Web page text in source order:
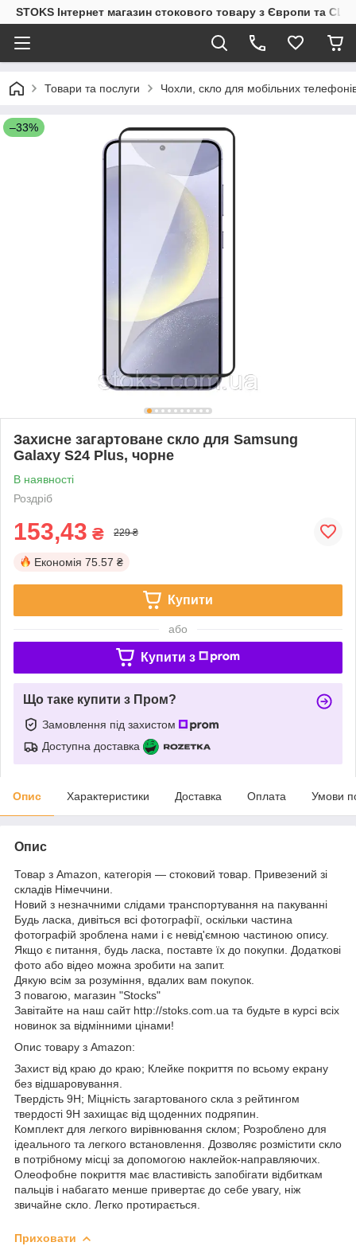
STOKS Інтернет магазин стокового товару з Європи та
Товари та послуги Чохли, скло для мобільних
–33%
Захисне загартоване скло для Samsung
Galaxy S24 Plus, чорне
В наявності
Роздріб
153,43 ₴ 229 ₴
Економія 75.57 ₴
Купити
або
Купити з
Що таке купити з Пром?
Замовлення під захистом
Доступна доставка
Опис Характеристики Доставка Оплата Умови
Опис
Товар з Amazon, категорія — стоковий товар. Привезений зі
складів Німеччини.
Новий з незначними слідами транспортування на пакуванні
Будь ласка, дивіться всі фотографії, оскільки частина
фотографій зроблена нами і є невід'ємною частиною опису.
Якщо є питання, будь ласка, поставте їх до покупки. Додаткові
фото або відео можна зробити на запит.
Дякую всім за розуміння, вдалих вам покупок.
З повагою, магазин "Stocks"
Завітайте на наш сайт http://stoks.com.ua та будьте в курсі всіх
новинок за відмінними цінами!
Опис товару з Amazon:
Захист від краю до краю; Клейке покриття по всьому екрану
без відшаровування.
Твердість 9H; Міцність загартованого скла з рейтингом
твердості 9H захищає від щоденних подряпин.
Комплект для легкого вирівнювання склом; Розроблено для
ідеального та легкого встановлення. Дозволяє розмістити скло
в потрібному місці за допомогою наклейок-направляючих.
Олеофобне покриття має властивість запобігати відбиткам
пальців і набагато менше привертає до себе увагу, ніж
звичайне скло. Легко протирається.
Приховати